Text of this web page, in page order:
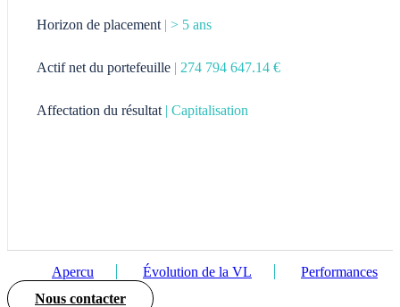
Horizon de placement | > 5 ans
Actif net du portefeuille | 274 794 647.14 €
Affectation du résultat | Capitalisation
Apercu Évolution de la VL
Performances
Nous contacter